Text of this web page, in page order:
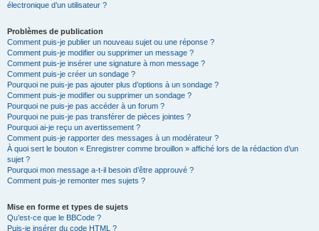
électronique d’un utilisateur ?
Problèmes de publication
Comment puis-je publier un nouveau sujet ou une réponse ?
Comment puis-je modifier ou supprimer un message ?
Comment puis-je insérer une signature à mon message ?
Comment puis-je créer un sondage ?
Pourquoi ne puis-je pas ajouter plus d’options à un sondage ?
Comment puis-je modifier ou supprimer un sondage ?
Pourquoi ne puis-je pas accéder à un forum ?
Pourquoi ne puis-je pas transférer de pièces jointes ?
Pourquoi ai-je reçu un avertissement ?
Comment puis-je rapporter des messages à un modérateur ?
À quoi sert le bouton « Enregistrer comme brouillon » affiché lors de la rédaction d’un
sujet ?
Pourquoi mon message a-t-il besoin d’être approuvé ?
Comment puis-je remonter mes sujets ?
Mise en forme et types de sujets
Qu’est-ce que le BBCode ?
Puis-je insérer du code HTML ?